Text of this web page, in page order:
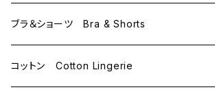
D65
D70
L
ブラ＆ショーツ Bra & Shorts
コットン Cotton Lingerie